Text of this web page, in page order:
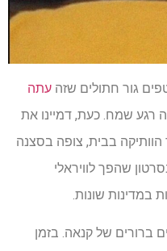
גור חתולים שזה עתה
שמח. כעת, דמיינו את
בבית, צופה בסצנה
שהפך לוויראלי
במדינות שונות.
ברורים של קנאה. בזמן